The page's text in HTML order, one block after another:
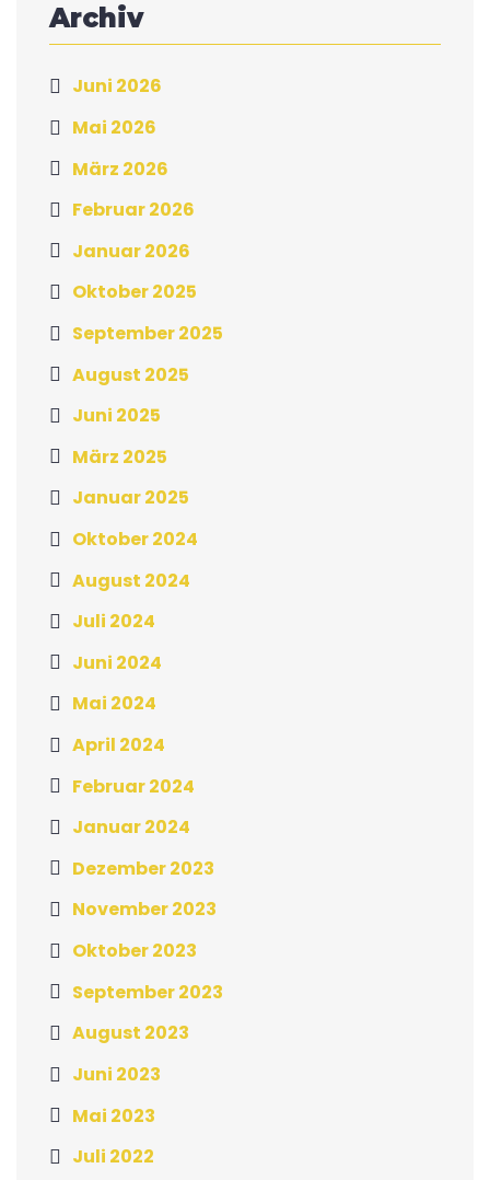
Archiv
Juni 2026
Mai 2026
März 2026
Februar 2026
Januar 2026
Oktober 2025
September 2025
August 2025
Juni 2025
März 2025
Januar 2025
Oktober 2024
August 2024
Juli 2024
Juni 2024
Mai 2024
April 2024
Februar 2024
Januar 2024
Dezember 2023
November 2023
Oktober 2023
September 2023
August 2023
Juni 2023
Mai 2023
Juli 2022